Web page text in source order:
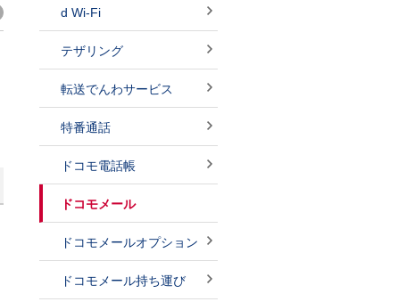
d Wi-Fi
テザリング
転送でんわサービス
特番通話
ドコモ電話帳
ドコモメール
ドコモメールオプション
ドコモメール持ち運び